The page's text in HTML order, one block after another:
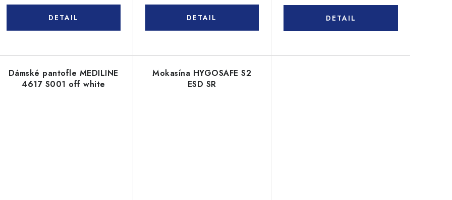
Dámské pantofle MEDILINE
4617 S001 off white
Mokasína HYGOSAFE S2
ESD SR